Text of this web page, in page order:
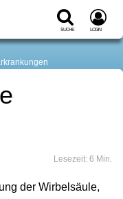
Suche Login
Lesezeit: 6 Min.
der Wirbelsäule,